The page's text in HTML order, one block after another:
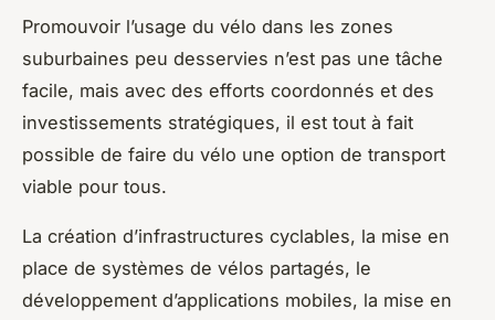
Promouvoir l’usage du vélo dans les zones
suburbaines peu desservies n’est pas une tâche
facile, mais avec des efforts coordonnés et des
investissements stratégiques, il est tout à fait
possible de faire du vélo une option de transport
viable pour tous.
La création d’infrastructures cyclables, la mise en
place de systèmes de vélos partagés, le
développement d’applications mobiles, la mise en